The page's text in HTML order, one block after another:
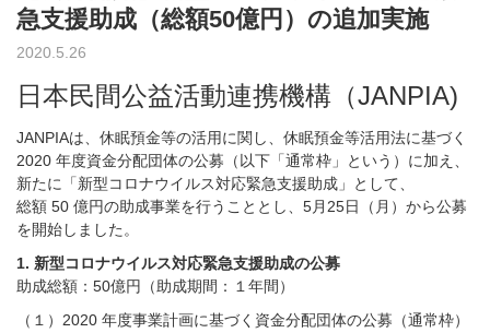
急支援助成（総額50億円）の追加実施
2020.5.26
日本民間公益活動連携機構（JANPIA)
JANPIAは、休眠預金等の活用に関し、休眠預金等活用法に基づく
2020 年度資金分配団体の公募（以下「通常枠」という）に加え、
新たに「新型コロナウイルス対応緊急支援助成」として、
総額 50 億円の助成事業を行うこととし、5月25日（月）から公募
を開始しました。
1. 新型コロナウイルス対応緊急支援助成の公募
助成総額：50億円（助成期間：１年間）
（１）2020 年度事業計画に基づく資金分配団体の公募（通常枠）